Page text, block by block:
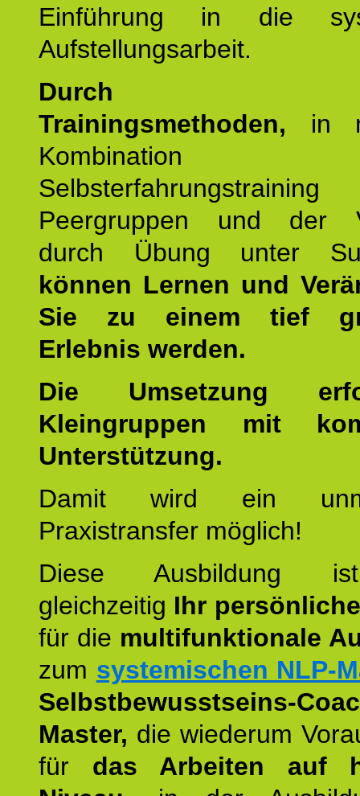
Einführung in die
Aufstellungsarbeit.
Durch
Trainingsmethoden, in
Peergruppen und der
durch Übung unter
können Lernen und
Sie zu einem tief
Erlebnis werden.
Die Umsetzung
Kleingruppen mit
Unterstützung.
Damit wird ein
Praxistransfer möglich!
Diese Ausbildung
gleichzeitig Ihr
für die multifunktionale
zum systemischen NLP-
Selbstbewusstseins-
Master, die wiederum
für das Arbeiten auf